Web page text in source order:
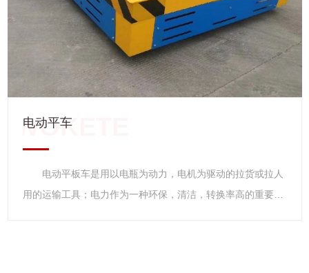
短途运输领域。 电动平板车，使用环境一般比较恶劣，要
求电机，电瓶比较耐用，能适应粉尘、高温、崎岖道路等环
境，对车架用材，焊接工艺要求等较高，车架用管材厚度都在
2.5以上，焊接采用等离子保护焊，焊接密度高，焊缝抗拉强
度大，不易断裂。能适应工厂操作环境的要求。 主要应
用 电动升降运水坯车等；砖厂、窑厂、耐火厂、陶瓷厂、
车和电动自卸车还应用于面粉厂，选矿厂，化工厂、炉料厂、
养殖场等。 产品特点 1、是安全滑触线供电式电动平
电动平车
电动平板车是用以电瓶为动力，电机为驱动的拉货或拉人
用的运输工具；电力作为一种环保，清洁，转换率高的重要的